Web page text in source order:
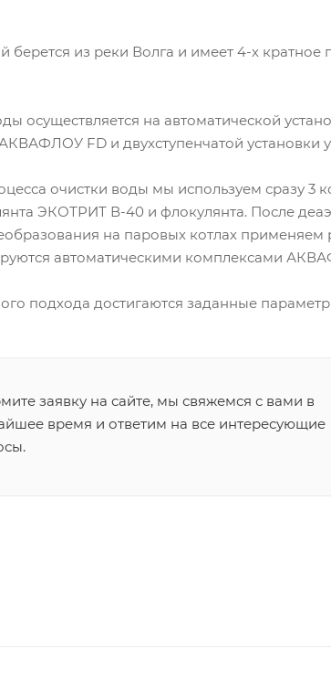
берется из реки Волга и имеет 4-х
осуществляется на автоматической
FD и двухступенчатой
очистки воды мы используем сразу 3
ЭКОТРИТ В-40 и флокулянта. После
на паровых котлах применяем
автоматическими комплексами
подхода достигаются заданные
заявку на сайте, мы свяжемся с вами в
время и ответим на все интересующие